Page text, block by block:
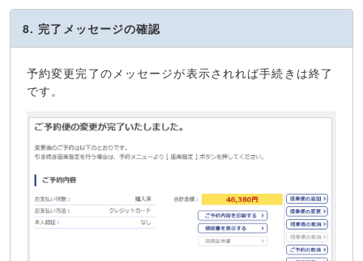
8. 完了メッセージの確認
予約変更完了のメッセージが表示されれば手続きは終了
です。